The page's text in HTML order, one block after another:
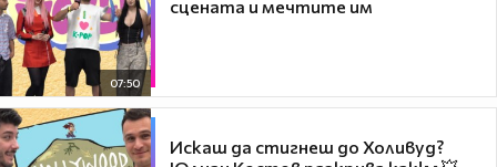
07:50
сцената и мечтите им
Искаш да стигнеш до Холивуд?